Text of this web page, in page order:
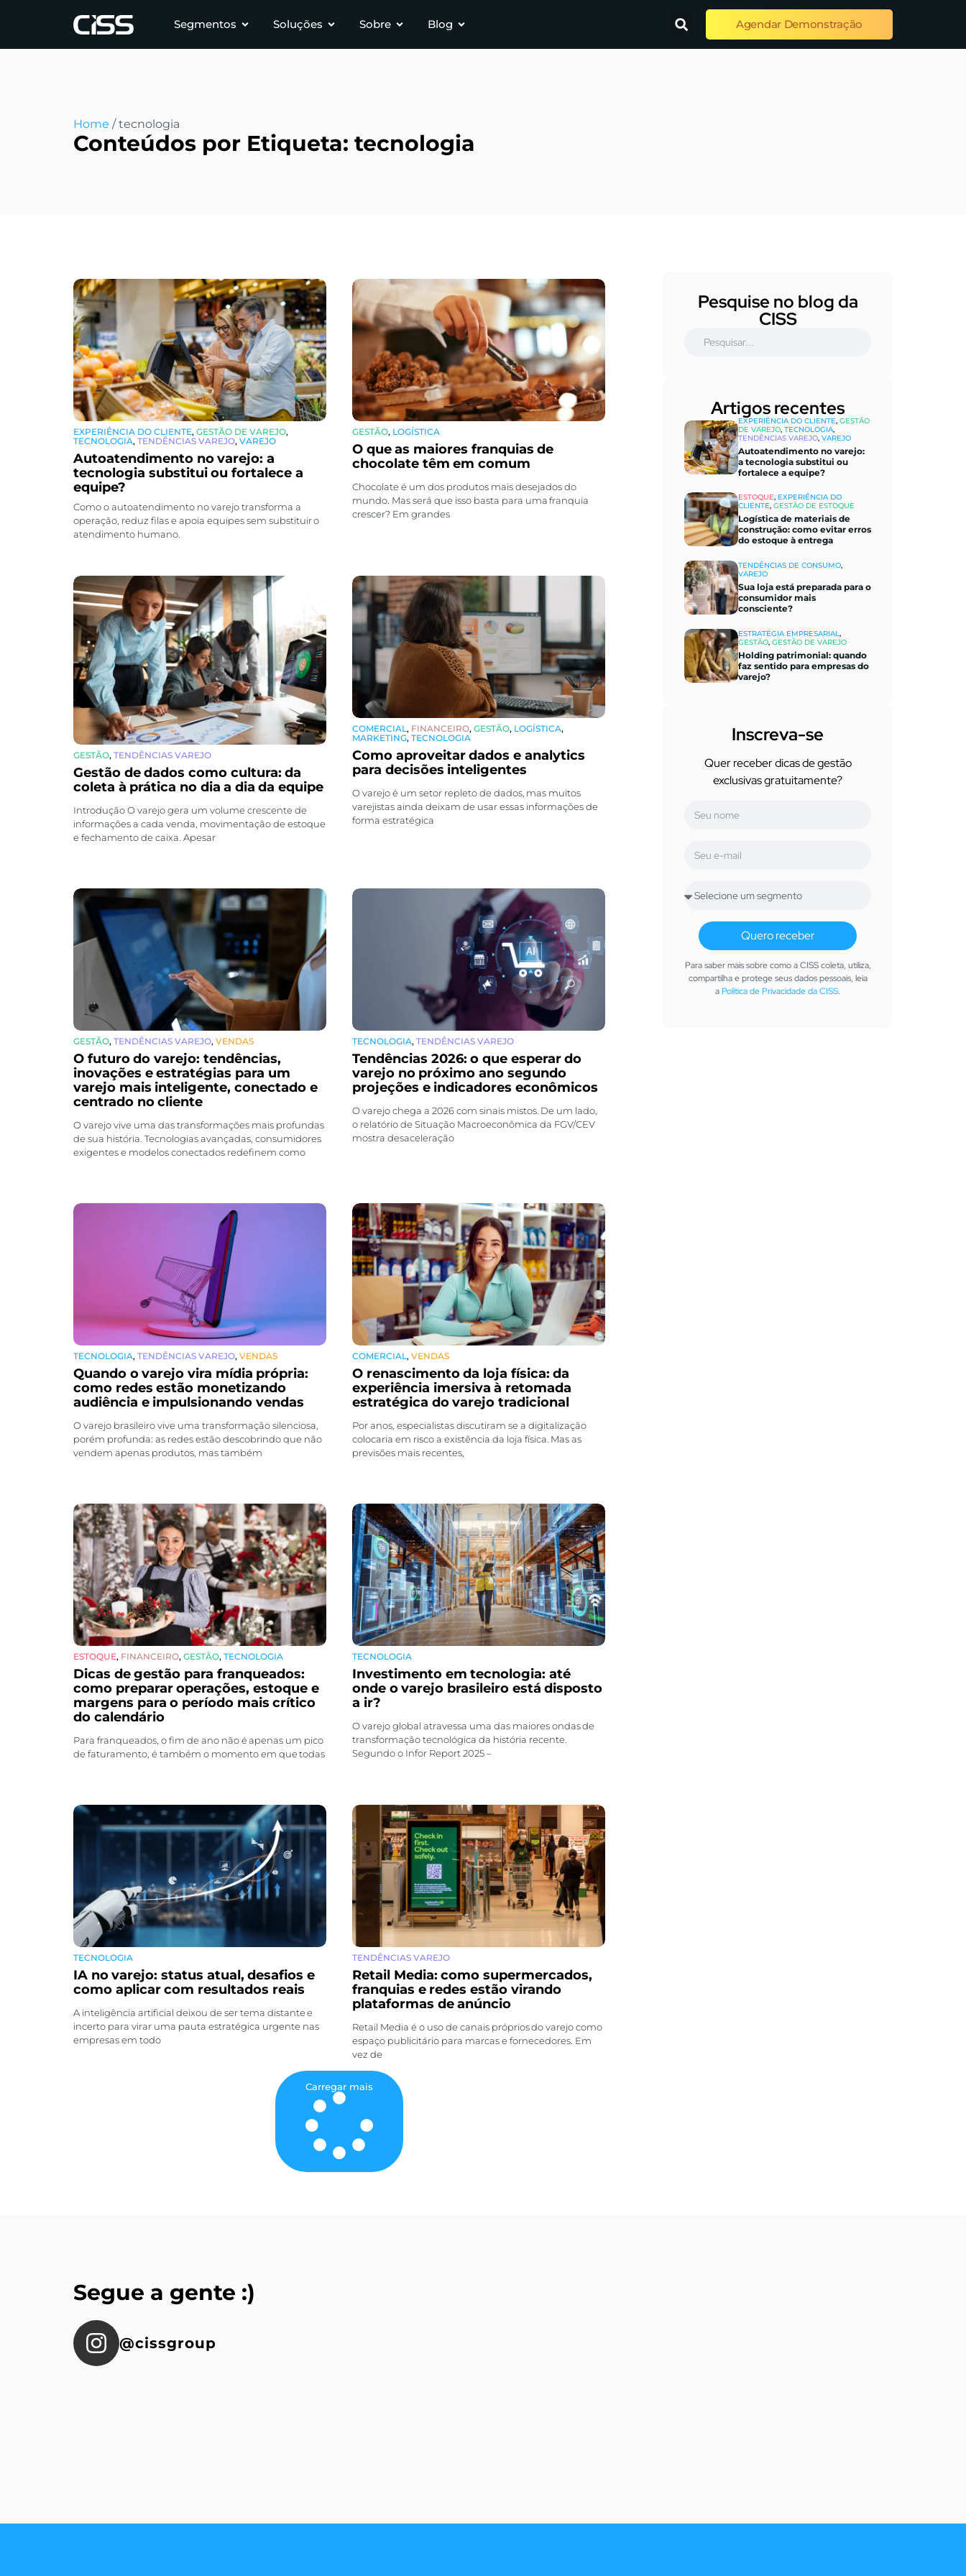
Segmentos Soluções Sobre Blog Agendar Demonstração
Home /tecnologia
Conteúdos por Etiqueta: tecnologia
EXPERIÊNCIA DO CLIENTE, GESTÃO DE VAREJO,
TECNOLOGIA, TENDÊNCIAS VAREJO, VAREJO
Autoatendimento no varejo: a
tecnologia substitui ou fortalece a
equipe?
Como o autoatendimento no varejo transforma a
operação, reduz filas e apoia equipes sem substituir o
atendimento humano.
GESTÃO, LOGÍSTICA
O que as maiores franquias de
chocolate têm em comum
Chocolate é um dos produtos mais desejados do
mundo. Mas será que isso basta para uma franquia
crescer? Em grandes
GESTÃO, TENDÊNCIAS VAREJO
Gestão de dados como cultura: da
coleta à prática no dia a dia da equipe
Introdução O varejo gera um volume crescente de
informações a cada venda, movimentação de estoque
e fechamento de caixa. Apesar
COMERCIAL, FINANCEIRO, GESTÃO, LOGÍSTICA,
MARKETING, TECNOLOGIA
Como aproveitar dados e analytics
para decisões inteligentes
O varejo é um setor repleto de dados, mas muitos
varejistas ainda deixam de usar essas informações de
forma estratégica
GESTÃO, TENDÊNCIAS VAREJO, VENDAS
O futuro do varejo: tendências,
inovações e estratégias para um
varejo mais inteligente, conectado e
centrado no cliente
O varejo vive uma das transformações mais profundas
de sua história. Tecnologias avançadas, consumidores
exigentes e modelos conectados redefinem como
TECNOLOGIA, TENDÊNCIAS VAREJO
Tendências 2026: o que esperar do
varejo no próximo ano segundo
projeções e indicadores econômicos
O varejo chega a 2026 com sinais mistos. De um lado,
o relatório de Situação Macroeconômica da FGV/CEV
mostra desaceleração
TECNOLOGIA, TENDÊNCIAS VAREJO, VENDAS
Quando o varejo vira mídia própria:
como redes estão monetizando
audiência e impulsionando vendas
O varejo brasileiro vive uma transformação silenciosa,
porém profunda: as redes estão descobrindo que não
vendem apenas produtos, mas também
COMERCIAL, VENDAS
O renascimento da loja física: da
experiência imersiva à retomada
estratégica do varejo tradicional
Por anos, especialistas discutiram se a digitalização
colocaria em risco a existência da loja física. Mas as
previsões mais recentes,
ESTOQUE, FINANCEIRO, GESTÃO, TECNOLOGIA
Dicas de gestão para franqueados:
como preparar operações, estoque e
margens para o período mais crítico
do calendário
Para franqueados, o fim de ano não é apenas um pico
de faturamento, é também o momento em que todas
TECNOLOGIA
Investimento em tecnologia: até
onde o varejo brasileiro está disposto
a ir?
O varejo global atravessa uma das maiores ondas de
transformação tecnológica da história recente.
Segundo o Infor Report 2025 –
TECNOLOGIA
IA no varejo: status atual, desafios e
como aplicar com resultados reais
A inteligência artificial deixou de ser tema distante e
incerto para virar uma pauta estratégica urgente nas
empresas em todo
TENDÊNCIAS VAREJO
Retail Media: como supermercados,
franquias e redes estão virando
plataformas de anúncio
Retail Media é o uso de canais próprios do varejo como
espaço publicitário para marcas e fornecedores. Em
vez de
Carregar mais
Pesquise no blog da
CISS
Artigos recentes
EXPERIÊNCIA DO CLIENTE, GESTÃO
DE VAREJO, TECNOLOGIA,
TENDÊNCIAS VAREJO, VAREJO
Autoatendimento no varejo:
a tecnologia substitui ou
fortalece a equipe?
ESTOQUE, EXPERIÊNCIA DO
CLIENTE, GESTÃO DE ESTOQUE
Logística de materiais de
construção: como evitar erros
do estoque à entrega
TENDÊNCIAS DE CONSUMO,
VAREJO
Sua loja está preparada para o
consumidor mais
consciente?
ESTRATÉGIA EMPRESARIAL,
GESTÃO, GESTÃO DE VAREJO
Holding patrimonial: quando
faz sentido para empresas do
varejo?
Inscreva-se
Quer receber dicas de gestão
exclusivas gratuitamente?
Quero receber
Para saber mais sobre como a CISS coleta, utiliza,
compartilha e protege seus dados pessoais, leia
a Política de Privacidade da CISS.
Segue a gente :)
@cissgroup